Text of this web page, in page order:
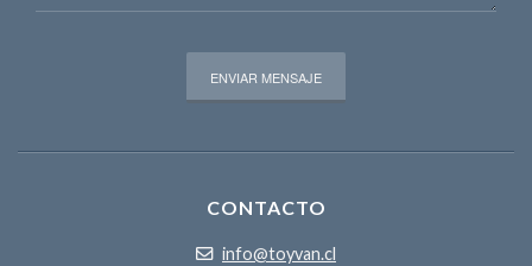
CONTACTO
info@toyvan.cl